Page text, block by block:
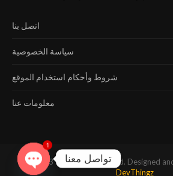
اتصل بنا
سياسة الخصوصية
شروط وأحكام استخدام الموقع
معلومات عنا
@2023 - All Right Reserved. Designed
DevThingz
تواصل معنا
OPEN